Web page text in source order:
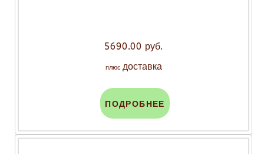
5690.00 руб.
плюс доставка
ПОДРОБНЕЕ